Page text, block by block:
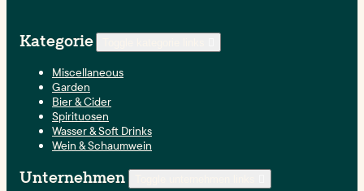
Kategorie
Miscellaneous
Garden
Bier & Cider
Spirituosen
Wasser & Soft Drinks
Wein & Schaumwein
Unternehmen